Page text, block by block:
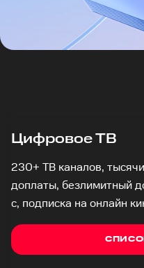
Цифровое ТВ
230+ ТВ каналов,
доплаты, безлимитный
с, подписка на онлайн